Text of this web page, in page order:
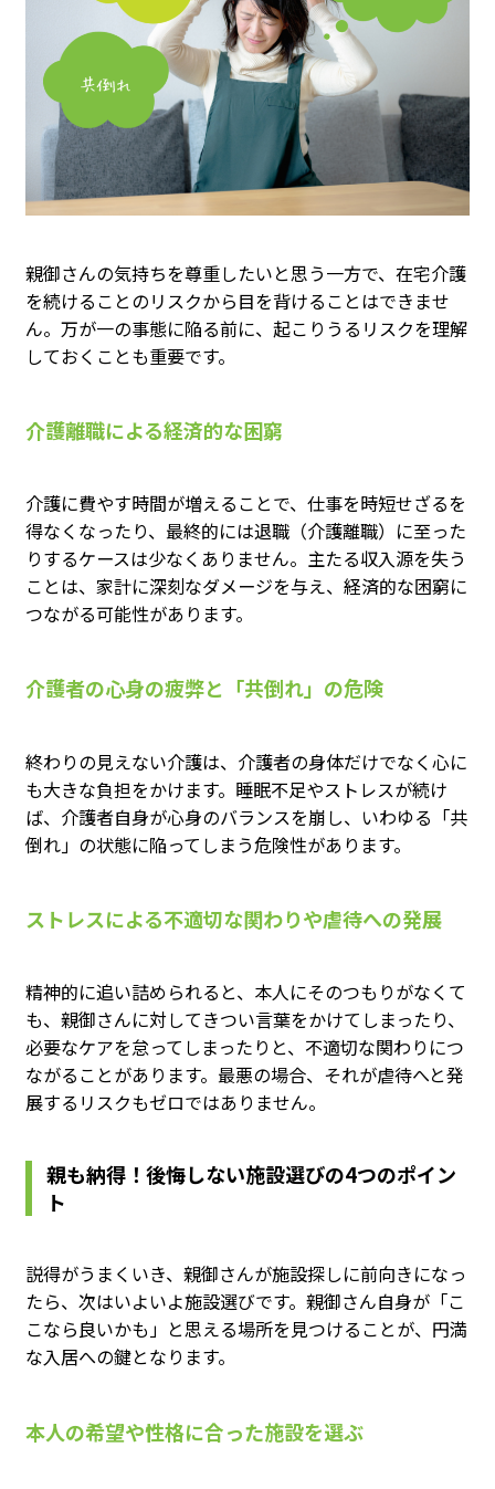
親御さんの気持ちを尊重したいと思う一方で、在宅介護
を続けることのリスクから目を背けることはできませ
ん。万が一の事態に陥る前に、起こりうるリスクを理解
しておくことも重要です。
介護離職による経済的な困窮
介護に費やす時間が増えることで、仕事を時短せざるを
得なくなったり、最終的には退職（介護離職）に至った
りするケースは少なくありません。主たる収入源を失う
ことは、家計に深刻なダメージを与え、経済的な困窮に
つながる可能性があります。
介護者の心身の疲弊と「共倒れ」の危険
終わりの見えない介護は、介護者の身体だけでなく心に
も大きな負担をかけます。睡眠不足やストレスが続け
ば、介護者自身が心身のバランスを崩し、いわゆる「共
倒れ」の状態に陥ってしまう危険性があります。
ストレスによる不適切な関わりや虐待への発展
精神的に追い詰められると、本人にそのつもりがなくて
も、親御さんに対してきつい言葉をかけてしまったり、
必要なケアを怠ってしまったりと、不適切な関わりにつ
ながることがあります。最悪の場合、それが虐待へと発
展するリスクもゼロではありません。
親も納得！後悔しない施設選びの4つのポイン
ト
説得がうまくいき、親御さんが施設探しに前向きになっ
たら、次はいよいよ施設選びです。親御さん自身が「こ
こなら良いかも」と思える場所を見つけることが、円満
な入居への鍵となります。
本人の希望や性格に合った施設を選ぶ